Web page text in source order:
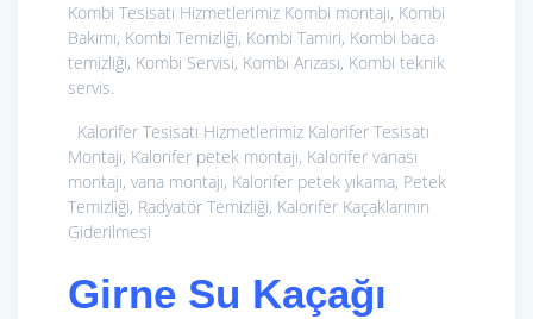
Kombi Tesisatı Hizmetlerimiz Kombi montajı, Kombi
Bakımı, Kombi Temizliği, Kombi Tamiri, Kombi baca
temizliği, Kombi Servisi, Kombi Arızası, Kombi teknik
servis.
Kalorifer Tesisatı Hizmetlerimiz Kalorifer Tesisatı
Montajı, Kalorifer petek montajı, Kalorifer vanası
montajı, vana montajı, Kalorifer petek yıkama, Petek
Temizliği, Radyatör Temizliği, Kalorifer Kaçaklarının
Giderilmesi
Girne Su Kaçağı